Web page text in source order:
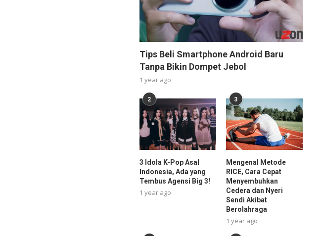
Tips Beli Smartphone Android Baru
Tanpa Bikin Dompet Jebol
1 year ago
2
3 Idola K-Pop Asal
Indonesia, Ada yang
Tembus Agensi Big 3!
1 year ago
3
Mengenal Metode
RICE, Cara Cepat
Menyembuhkan
Cedera dan Nyeri
Sendi Akibat
Berolahraga
1 year ago